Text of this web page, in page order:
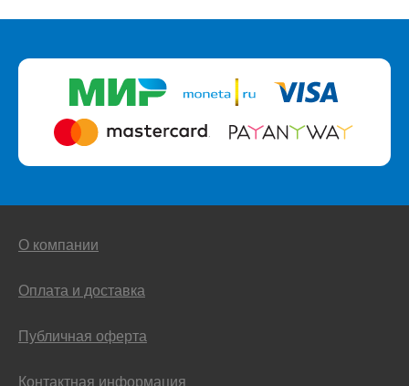
О компании
Оплата и доставка
Публичная оферта
Контактная информация